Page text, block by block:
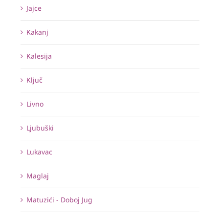
Jajce
Kakanj
Kalesija
Ključ
Livno
Ljubuški
Lukavac
Maglaj
Matuzići - Doboj Jug